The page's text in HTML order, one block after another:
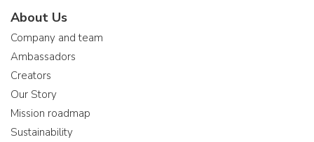
About Us
Company and team
Ambassadors
Creators
Our Story
Mission roadmap
Sustainability